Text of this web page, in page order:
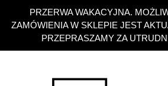
PRZERWA WAKACYJNA.
ZAMÓWIENIA W SKLEPIE JEST
PRZEPRASZAMY ZA
zawartości